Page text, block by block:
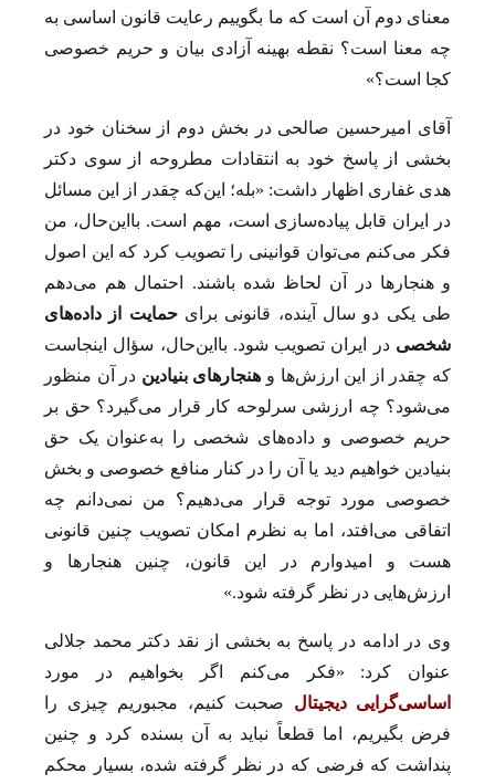
معنای دوم آن است که ما بگوییم رعایت قانون اساسی به
چه معنا است؟ نقطه بهینه آزادی بیان و حریم خصوصی
کجا است؟»
آقای امیرحسین صالحی در بخش دوم از سخنان خود در
بخشی از پاسخ خود به انتقادات مطروحه از سوی دکتر
هدی غفاری اظهار داشت: «بله؛ این‌که چقدر از این مسائل
در ایران قابل پیاده‌سازی است، مهم است. بااین‌حال، من
فکر می‌کنم می‌توان قوانینی را تصویب کرد که این اصول
و هنجارها در آن لحاظ شده باشند. احتمال هم می‌دهم
طی یکی دو سال آینده، قانونی برایحمایت از داده‌های
شخصیدر ایران تصویب شود. بااین‌حال، سؤال اینجاست
که چقدر از این ارزش‌ها و هنجارهای بنیادین در آن منظور
می‌شود؟ چه ارزشی سرلوحه کار قرار می‌گیرد؟ حق بر
حریم خصوصی و داده‌های شخصی را به‌‌‌‌عنوان یک حق
بنیادین خواهیم دید یا آن را در کنار منافع خصوصی و بخش
خصوصی مورد توجه قرار می‌دهیم؟ من نمی‌دانم چه
اتفاقی می‌افتد، اما به نظرم امکان تصویب چنین قانونی
هست و امیدوارم در این قانون، چنین هنجارها و
ارزش‌هایی در نظر گرفته شود.»
وی در ادامه در پاسخ به بخشی از نقد دکتر محمد جلالی
عنوان کرد: «فکر می‌کنم اگر بخواهیم در مورد
اساسی‌گرایی دیجیتال صحبت کنیم، مجبوریم چیزی را
فرض بگیریم، اما قطعاً نباید به آن بسنده کرد و چنین
پنداشت که فرضی که در نظر گرفته شده، بسیار محکم